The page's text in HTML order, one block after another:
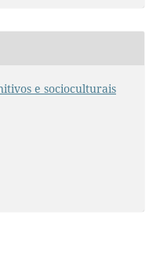
e socioculturais